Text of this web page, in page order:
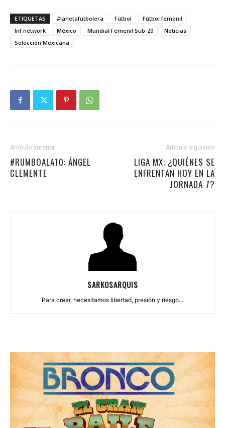
ETIQUETAS #lanetafutbolera Fútbol
Fútbol femenil
lnf network
México Mundial Femenil Sub-20
Noticias
Selección Mexicana
Artículo anterior
#RUMBOALA10: ÁNGEL
CLEMENTE
Artículo siguiente
LIGA MX: ¿QUIÉNES SE
ENFRENTAN HOY EN LA
JORNADA 7?
SARKOSARQUIS
Para crear, necesitamos libertad, presión y riesgo...